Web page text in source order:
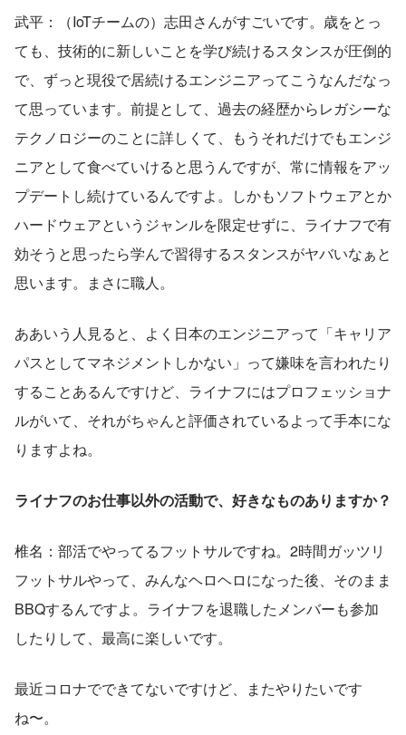
武平：（IoTチームの）志田さんがすごいです。歳をとっ
ても、技術的に新しいことを学び続けるスタンスが圧倒的
で、ずっと現役で居続けるエンジニアってこうなんだなっ
て思っています。前提として、過去の経歴からレガシーな
テクノロジーのことに詳しくて、もうそれだけでもエンジ
ニアとして食べていけると思うんですが、常に情報をアッ
プデートし続けているんですよ。しかもソフトウェアとか
ハードウェアというジャンルを限定せずに、ライナフで有
効そうと思ったら学んで習得するスタンスがヤバいなぁと
思います。まさに職人。
ああいう人見ると、よく日本のエンジニアって「キャリア
パスとしてマネジメントしかない」って嫌味を言われたり
することあるんですけど、ライナフにはプロフェッショナ
ルがいて、それがちゃんと評価されているよって手本にな
りますよね。
ライナフのお仕事以外の活動で、好きなものありますか？
椎名：部活でやってるフットサルですね。2時間ガッツリ
フットサルやって、みんなヘロヘロになった後、そのまま
BBQするんですよ。ライナフを退職したメンバーも参加
したりして、最高に楽しいです。
最近コロナでできてないですけど、またやりたいです
ね〜。